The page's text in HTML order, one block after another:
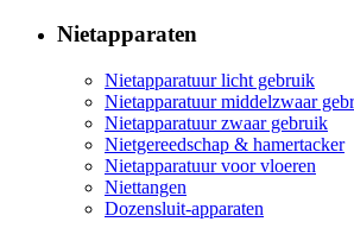
Nietapparaten
Nietapparatuur licht gebruik
Nietapparatuur middelzwaar
Nietapparatuur zwaar gebruik
Nietgereedschap & hamertacker
Nietapparatuur voor vloeren
Niettangen
Dozensluit-apparaten